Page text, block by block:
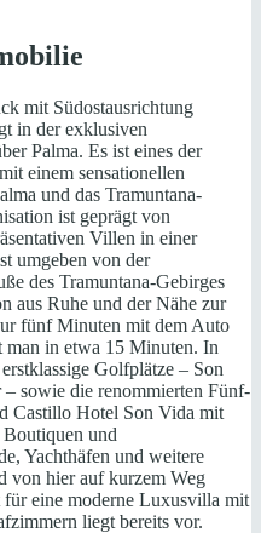
mit Südostausrichtung
in der exklusiven
Palma. Es ist eines der
einem sensationellen
und das Tramuntana-
ist geprägt von
Villen in einer
umgeben von der
des Tramuntana-Gebirges
aus Ruhe und der Nähe zur
fünf Minuten mit dem Auto
man in etwa 15 Minuten. In
Golfplätze – Son
sowie die renommierten Fünf-
Castillo Hotel Son Vida mit
Boutiquen und
Yachthäfen und weitere
von hier auf kurzem Weg
für eine moderne Luxusvilla mit
liegt bereits vor.